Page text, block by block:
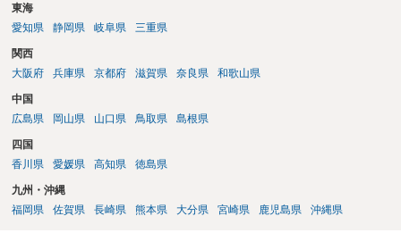
東海
愛知県
静岡県 岐阜県 三重県
関西
大阪府
兵庫県 京都府 滋賀県 奈良県 和歌山県
中国
広島県
岡山県 山口県 鳥取県 島根県
四国
香川県
愛媛県 高知県 徳島県
九州・沖縄
福岡県
佐賀県 長崎県 熊本県 大分県 宮崎県 鹿児島県 沖縄県